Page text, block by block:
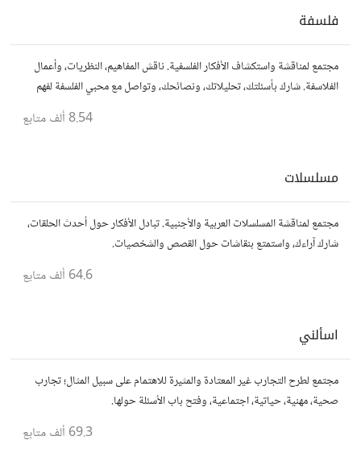
فلسفة
مجتمع لمناقشة واستكشاف الأفكار الفلسفية. ناقش المفاهيم، النظريات، وأعمال
الفلاسفة. شارك بأسئلتك، تحليلاتك، ونصائحك، وتواصل مع محبي الفلسفة لفهم
8.54 ألف متابع
مسلسلات
مجتمع لمناقشة المسلسلات العربية والأجنبية. تبادل الأفكار حول أحدث الحلقات،
شارك آراءك، واستمتع بنقاشات حول القصص والشخصيات.
64.6 ألف متابع
اسألني
مجتمع لطرح التجارب غير المعتادة والمثيرة للاهتمام على سبيل المثال؛ تجارب
صحية، مهنية، حياتية، اجتماعية، وفتح باب الأسئلة حولها.
69.3 ألف متابع